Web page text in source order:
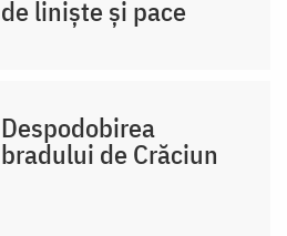
de liniște și pace
Despodobirea
bradului de Crăciun